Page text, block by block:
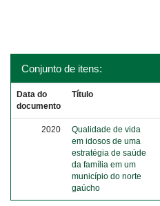
Conjunto de itens:
Data do
documento
Título
2020
Qualidade de vida
em idosos de uma
estratégia de saúde
da família em um
município do norte
gaúcho